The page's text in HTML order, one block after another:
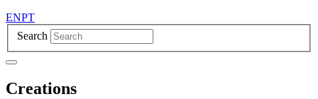
ENPT
Search
Creations